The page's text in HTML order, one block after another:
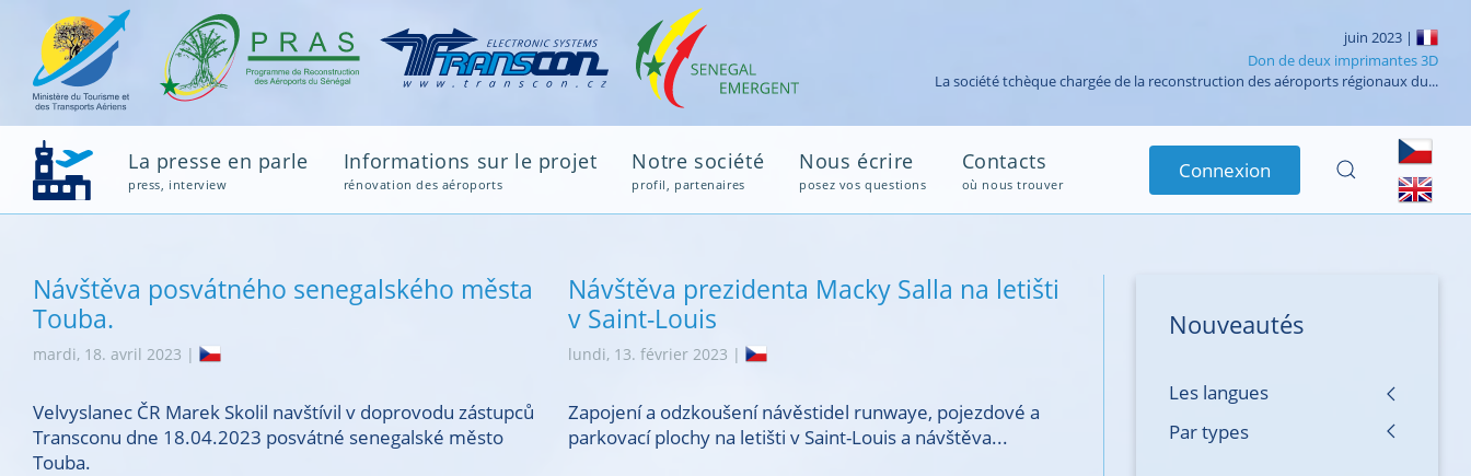
avril 2023 |
Test réussi du système de radiocommunication VHF
Aviation -Sénégal : Test réussi de radiocommunication VHF de l’Aéroport...
La presse en parle
press, interview
Informations sur le projet
rénovation des aéroports
Notre société
profil, partenaires
Nous écrire
posez vos questions
Contacts
où nous trouver
Connexion
Návštěva posvátného senegalského města
Touba.
mardi, 18. avril 2023 |
Velvyslanec ČR Marek Skolil navštívil v doprovodu zástupců
Transconu dne 18.04.2023 posvátné senegalské město
Touba.
Návštěva prezidenta Macky Salla na letišti
v Saint-Louis
lundi, 13. février 2023 |
Zapojení a odzkoušení návěstidel runwaye, pojezdové a
parkovací plochy na letišti v Saint-Louis a návštěva...
Nouveautés
Les langues
Par types